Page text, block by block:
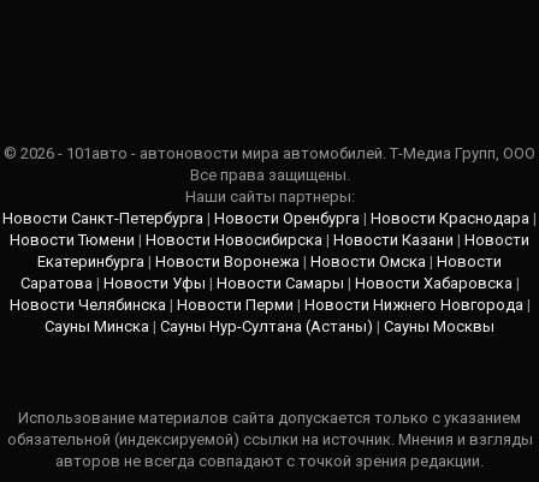
© 2026 - 101авто - автоновости мира автомобилей. Т-Медиа Групп, ООО
Все права защищены.
Наши сайты партнеры:
Новости Санкт-Петербурга | Новости Оренбурга | Новости Краснодара |
Новости Тюмени | Новости Новосибирска | Новости Казани | Новости
Екатеринбурга | Новости Воронежа | Новости Омска | Новости
Саратова| Новости Уфы | Новости Самары | Новости Хабаровска|
Новости Челябинска| Новости Перми | Новости Нижнего Новгорода|
Сауны Минска | Сауны Нур-Султана (Астаны) | Сауны Москвы
Использование материалов сайта допускается только с указанием
обязательной (индексируемой) ссылки на источник. Мнения и взгляды
авторов не всегда совпадают с точкой зрения редакции.